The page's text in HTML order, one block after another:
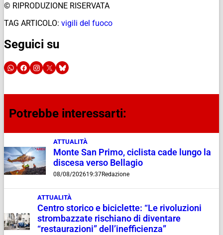
© RIPRODUZIONE RISERVATA
TAG ARTICOLO: vigili del fuoco
Seguici su
Potrebbe interessarti:
ATTUALITÀ
Monte San Primo, ciclista cade lungo la
discesa verso Bellagio
08/08/202619:37Redazione
ATTUALITÀ
Centro storico e biciclette: “Le rivoluzioni
strombazzate rischiano di diventare
“restaurazioni” dell’inefficienza”